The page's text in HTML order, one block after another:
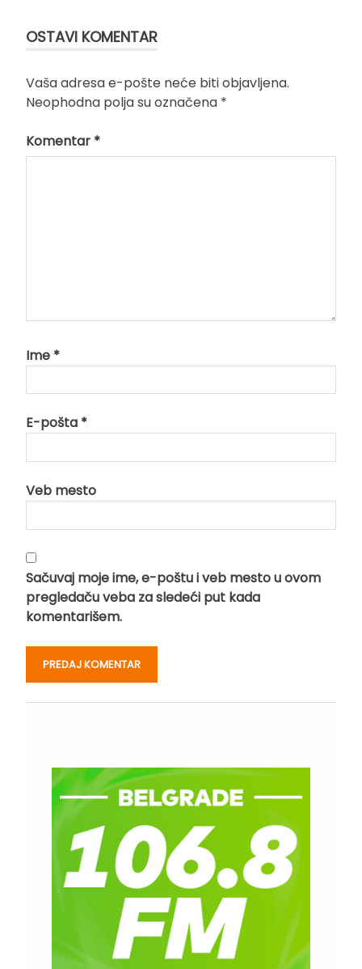
OSTAVI KOMENTAR
Vaša adresa e-pošte neće biti objavljena.
Neophodna polja su označena *
Komentar *
Ime *
E-pošta *
Veb mesto
Sačuvaj moje ime, e-poštu i veb mesto u ovom
pregledaču veba za sledeći put kada
komentarišem.